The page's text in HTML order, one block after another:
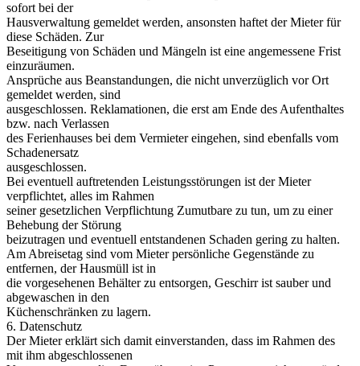
sofort bei der
Hausverwaltung gemeldet werden, ansonsten haftet der Mieter für
diese Schäden. Zur
Beseitigung von Schäden und Mängeln ist eine angemessene Frist
einzuräumen.
Ansprüche aus Beanstandungen, die nicht unverzüglich vor Ort
gemeldet werden, sind
ausgeschlossen. Reklamationen, die erst am Ende des Aufenthaltes
bzw. nach Verlassen
des Ferienhauses bei dem Vermieter eingehen, sind ebenfalls vom
Schadenersatz
ausgeschlossen.
Bei eventuell auftretenden Leistungsstörungen ist der Mieter
verpflichtet, alles im Rahmen
seiner gesetzlichen Verpflichtung Zumutbare zu tun, um zu einer
Behebung der Störung
beizutragen und eventuell entstandenen Schaden gering zu halten.
Am Abreisetag sind vom Mieter persönliche Gegenstände zu
entfernen, der Hausmüll ist in
die vorgesehenen Behälter zu entsorgen, Geschirr ist sauber und
abgewaschen in den
Küchenschränken zu lagern.
6. Datenschutz
Der Mieter erklärt sich damit einverstanden, dass im Rahmen des
mit ihm abgeschlossenen